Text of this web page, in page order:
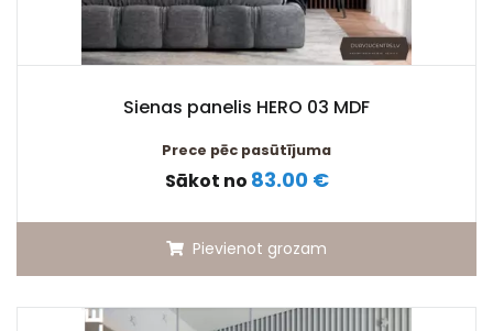
Sienas panelis HERO 03 MDF
Prece pēc pasūtījuma
Sākot no 83.00 €
Pievienot grozam